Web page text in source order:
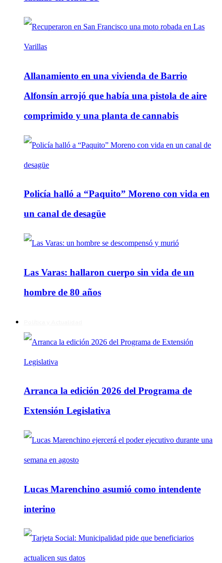
Allanamiento en una vivienda de Barrio
Alfonsín arrojó que había una pistola de aire
comprimido y una planta de cannabis
Policía halló a “Paquito” Moreno con vida en
un canal de desagüe
Las Varas: hallaron cuerpo sin vida de un
hombre de 80 años
Arranca la edición 2026 del Programa de
Extensión Legislativa
Lucas Marenchino asumió como intendente
interino